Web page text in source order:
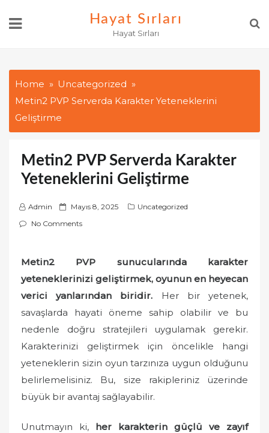
Hayat Sırları
Hayat Sırları
Home
Uncategorized
Metin2 PVP Serverda Karakter Yeteneklerini
Geliştirme
Metin2 PVP Serverda Karakter
Yeteneklerini Geliştirme
Admin
P
o
d
o
Mayıs 8, 2025
Uncategorized
No Comments
Metin2 PVP sunucularında karakter
yeteneklerinizi geliştirmek, oyunun en heyecan
verici yanlarından biridir. Her bir yetenek,
savaşlarda hayati öneme sahip olabilir ve bu
nedenle doğru stratejileri uygulamak gerekir.
Karakterinizi geliştirmek için öncelikle hangi
yeteneklerin sizin oyun tarzınıza uygun olduğunu
belirlemelisiniz. Bu, size rakipleriniz üzerinde
büyük bir avantaj sağlayabilir.
Unutmayın ki, her karakterin güçlü ve zayıf